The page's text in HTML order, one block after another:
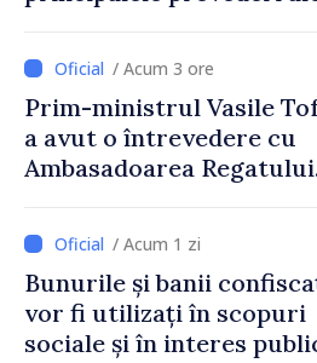
2027
/ Acum 3 ore
Prim-ministrul Vasile
a avut o întrevedere cu
Ambasadoarea Regatului
Irlandei de Nord, Fern
Horine / Acum 1 zi
Bunurile și banii
vor fi utilizați în scopuri
sociale și în interes